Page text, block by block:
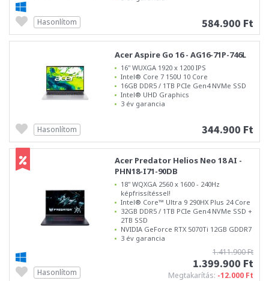
584.900 Ft
Hasonlítom
Acer Aspire Go 16 - AG16-71P-746L
16" WUXGA 1920 x 1200 IPS
Intel® Core 7 150U 10 Core
16GB DDR5 / 1TB PCIe Gen4 NVMe SSD
Intel® UHD Graphics
3 év garancia
344.900 Ft
Hasonlítom
Acer Predator Helios Neo 18 AI -
PHN18-I71-90DB
18" WQXGA 2560 x 1600 - 240Hz
képfrissítéssel!
Intel® Core™ Ultra 9 290HX Plus 24 Core
32GB DDR5 / 1TB PCIe Gen4 NVMe SSD +
2TB SSD
NVIDIA GeForce RTX 5070Ti 12GB GDDR7
3 év garancia
1.411.900 Ft
1.399.900 Ft
Megtakarítás: -12.000 Ft
Hasonlítom